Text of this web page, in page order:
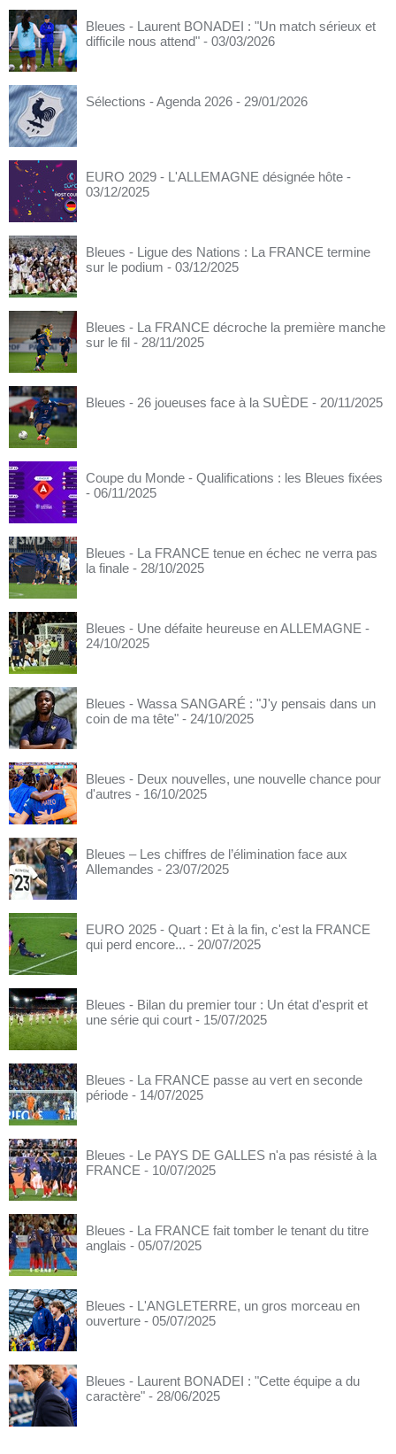
Bleues - Laurent BONADEI : "Un match sérieux et
difficile nous attend" - 03/03/2026
Sélections - Agenda 2026 - 29/01/2026
EURO 2029 - L'ALLEMAGNE désignée hôte -
03/12/2025
Bleues - Ligue des Nations : La FRANCE termine
sur le podium - 03/12/2025
Bleues - La FRANCE décroche la première manche
sur le fil - 28/11/2025
Bleues - 26 joueuses face à la SUÈDE - 20/11/2025
Coupe du Monde - Qualifications : les Bleues fixées
- 06/11/2025
Bleues - La FRANCE tenue en échec ne verra pas
la finale - 28/10/2025
Bleues - Une défaite heureuse en ALLEMAGNE -
24/10/2025
Bleues - Wassa SANGARÉ : "J'y pensais dans un
coin de ma tête" - 24/10/2025
Bleues - Deux nouvelles, une nouvelle chance pour
d'autres - 16/10/2025
Bleues – Les chiffres de l’élimination face aux
Allemandes - 23/07/2025
EURO 2025 - Quart : Et à la fin, c'est la FRANCE
qui perd encore... - 20/07/2025
Bleues - Bilan du premier tour : Un état d'esprit et
une série qui court - 15/07/2025
Bleues - La FRANCE passe au vert en seconde
période - 14/07/2025
Bleues - Le PAYS DE GALLES n'a pas résisté à la
FRANCE - 10/07/2025
Bleues - La FRANCE fait tomber le tenant du titre
anglais - 05/07/2025
Bleues - L'ANGLETERRE, un gros morceau en
ouverture - 05/07/2025
Bleues - Laurent BONADEI : "Cette équipe a du
caractère" - 28/06/2025